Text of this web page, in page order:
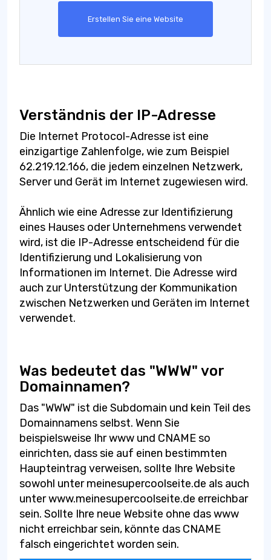
Erstellen Sie eine Website
Verständnis der IP-Adresse
Die Internet Protocol-Adresse ist eine
einzigartige Zahlenfolge, wie zum Beispiel
62.219.12.166, die jedem einzelnen Netzwerk,
Server und Gerät im Internet zugewiesen wird.
Ähnlich wie eine Adresse zur Identifizierung
eines Hauses oder Unternehmens verwendet
wird, ist die IP-Adresse entscheidend für die
Identifizierung und Lokalisierung von
Informationen im Internet. Die Adresse wird
auch zur Unterstützung der Kommunikation
zwischen Netzwerken und Geräten im Internet
verwendet.
Was bedeutet das "WWW" vor
Domainnamen?
Das "WWW" ist die Subdomain und kein Teil des
Domainnamens selbst. Wenn Sie
beispielsweise Ihr www und CNAME so
einrichten, dass sie auf einen bestimmten
Haupteintrag verweisen, sollte Ihre Website
sowohl unter meinesupercoolseite.de als auch
unter www.meinesupercoolseite.de erreichbar
sein. Sollte Ihre neue Website ohne das www
nicht erreichbar sein, könnte das CNAME
falsch eingerichtet worden sein.